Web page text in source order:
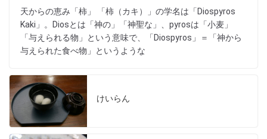
天からの恵み「柿」 「柿（カキ）」の学名は「Diospyros
Kaki」。Diosとは「神の」「神聖な」、pyrosは「小麦」
「与えられる物」という意味で、「Diospyros」＝「神から
与えられた食べ物」というような
けいらん